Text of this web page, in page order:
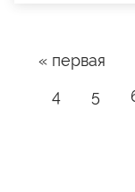
« первая
4
5